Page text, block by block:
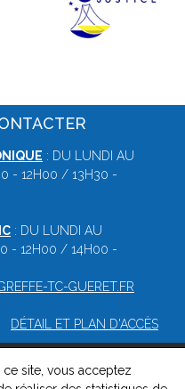
: DU LUNDI AU
- 12H00 / 13H30 -
: DU LUNDI AU
- 12H00 / 14H00 -
TC-GUERET.FR
DÉTAIL ET PLAN D'ACCÈS
de Guéret -Mentions
ce site, vous acceptez